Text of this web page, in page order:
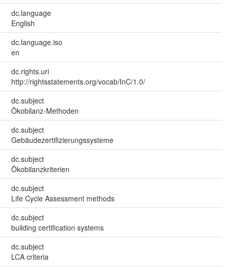
dc.language
English
dc.language.iso
en
dc.rights.uri
http://rightsstatements.org/vocab/InC/1.0/
dc.subject
Ökobilanz-Methoden
dc.subject
Gebäudezertifizierungssysteme
dc.subject
Ökobilanzkriterien
dc.subject
Life Cycle Assessment methods
dc.subject
building certification systems
dc.subject
LCA criteria